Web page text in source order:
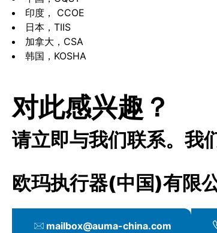
印度， CCOE
日本，TIIS
加拿大，CSA
韩国，KOSHA
对此感兴趣？
请立即与我们联系。我
欧玛执行器(中国)有限
mailbox@auma-china.com